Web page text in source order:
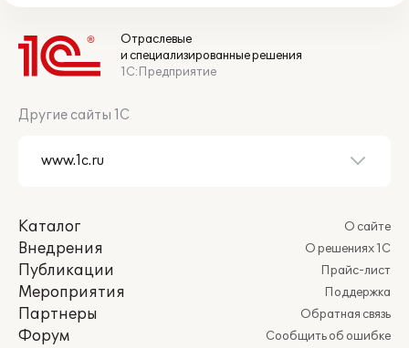
Отраслевые
и специализированные решения
1С:Предприятие
Другие сайты 1С
Каталог
Внедрения
Публикации
Мероприятия
Партнеры
Форум
О сайте
О решениях 1С
Прайс-лист
Поддержка
Обратная связь
Сообщить об ошибке